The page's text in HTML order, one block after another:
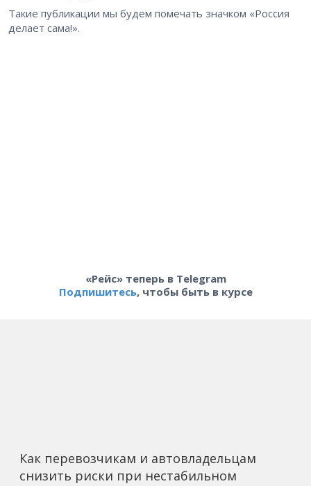
Такие публикации мы будем помечать значком «Россия
делает сама!».
«Рейс» теперь в Telegram
Подпишитесь, чтобы быть в курсе
Как перевозчикам и автовладельцам
снизить риски при нестабильном